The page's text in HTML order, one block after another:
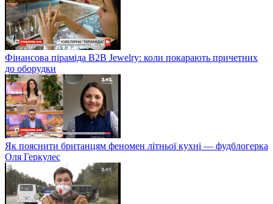
Фінансова піраміда B2B Jewelry: коли покарають причетних
до оборудки
Як пояснити британцям феномен літньої кухні — фудблогерка
Оля Геркулес